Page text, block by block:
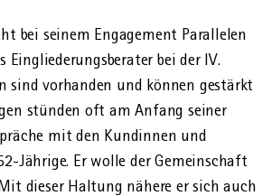
bei seinem Engagement Parallelen
Ein­gliederungsberater bei der IV.
sind vorhanden und können gestärkt
stünden oft am Anfang seiner
mit den Kundinnen und
Jährige. Er wolle der Gemein­schaft
dieser Haltung nähere er sich auch